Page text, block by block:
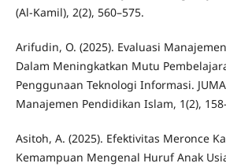
(Al-Kamil), 2(2), 560–575.
Arifudin, O. (2025). Evaluasi
Dalam Meningkatkan Mutu
Penggunaan Teknologi Informasi.
Manajemen Pendidikan Islam, 1(2),
Asitoh, A. (2025). Efektivitas Meronce
Kemampuan Mengenal Huruf Anak